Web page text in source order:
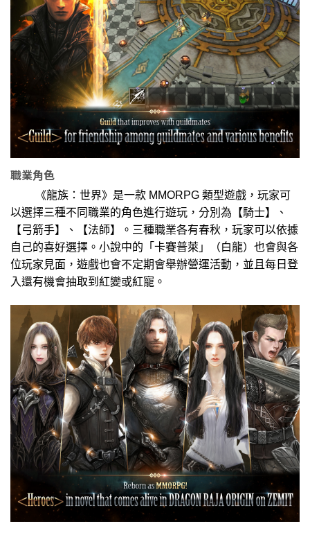
職業角色
《龍族：世界》是一款 MMORPG 類型遊戲，玩家可
以選擇三種不同職業的角色進行遊玩，分別為【騎士】、
【弓箭手】、【法師】。三種職業各有春秋，玩家可以依據
自己的喜好選擇。小說中的「卡賽普萊」（白龍）也會與各
位玩家見面，遊戲也會不定期會舉辦營運活動，並且每日登
入還有機會抽取到紅變或紅寵。